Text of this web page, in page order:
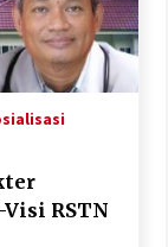
RSTN